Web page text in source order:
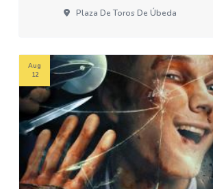
Plaza De Toros De Úbeda
Aug
12